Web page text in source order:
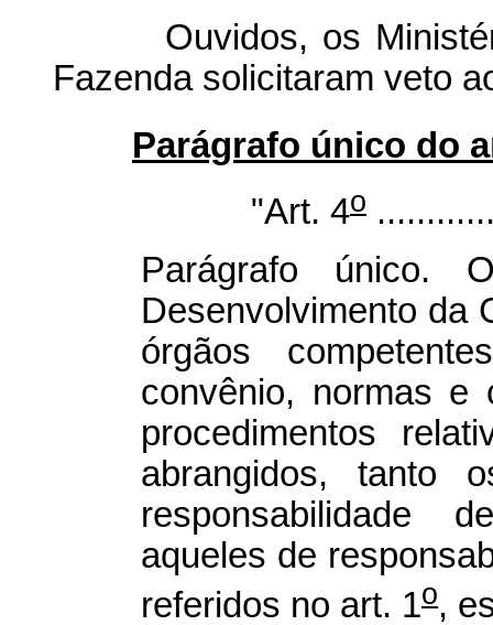
Ouvidos, os
Fazenda solicitaram veto
Parágrafo único do
"Art. 4o
Parágrafo único.
Desenvolvimento da
órgãos
convênio, normas e
procedimentos
abrangidos, tanto
responsabilidade
aqueles de
referidos no art. 1o,